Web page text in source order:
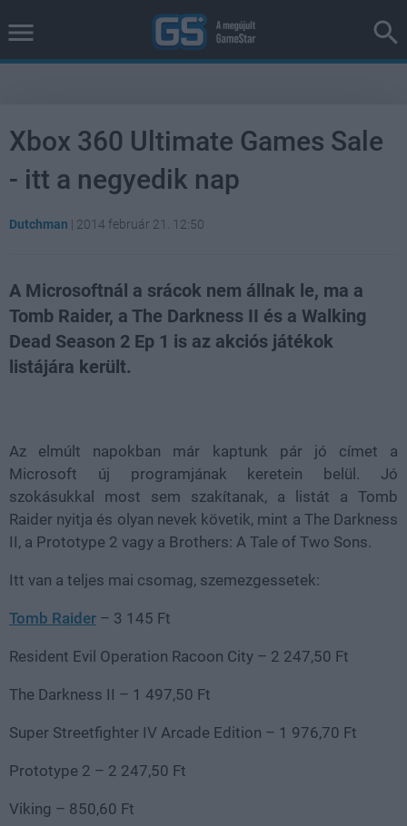
Xbox 360 Ultimate Games Sale
- itt a negyedik nap
Dutchman | 2014 február 21. 12:50
A Microsoftnál a srácok nem állnak le, ma a
Tomb Raider, a The Darkness II és a Walking
Dead Season 2 Ep 1 is az akciós játékok
listájára került.
Az elmúlt napokban már kaptunk pár jó címet a
Microsoft új programjának keretein belül. Jó
szokásukkal most sem szakítanak, a listát a Tomb
Raider nyitja és olyan nevek követik, mint a The Darkness
II, a Prototype 2 vagy a Brothers: A Tale of Two Sons.
Itt van a teljes mai csomag, szemezgessetek:
Tomb Raider – 3 145 Ft
Resident Evil Operation Racoon City – 2 247,50 Ft
The Darkness II – 1 497,50 Ft
Super Streetfighter IV Arcade Edition – 1 976,70 Ft
Prototype 2 – 2 247,50 Ft
Viking – 850,60 Ft